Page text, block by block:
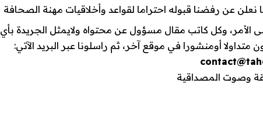
عن رفضنا قبوله احتراما لقواعد وأخلاقيات مهنة الصحافة
الأمر، وكل كاتب مقال مسؤول عن محتواه ولايمثل الجريدة بأي
أومنشورا في موقع آخر، ثم راسلونا عبر البريد الآتي: